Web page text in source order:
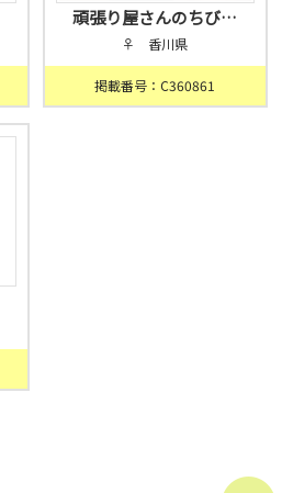
頑張り屋さんのちび…
♀ 香川県
掲載番号：C360861